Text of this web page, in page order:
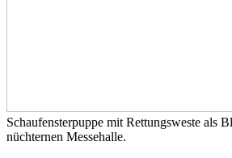
Schaufensterpuppe mit Rettungsweste als
nüchternen Messehalle.